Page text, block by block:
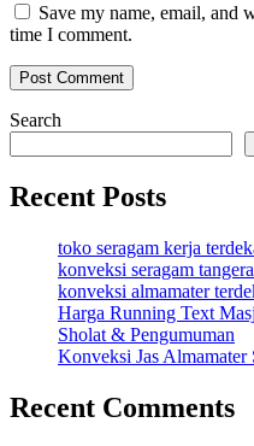
Save my name, email, and
time I comment.
Search
Recent Posts
toko seragam kerja
konveksi seragam
konveksi almamater
Harga Running Text
Sholat & Pengumuman
Konveksi Jas Almamater
Recent Comments